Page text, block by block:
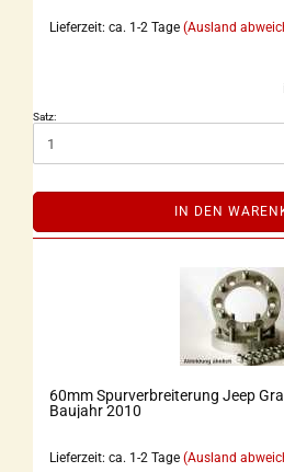
Lieferzeit: ca. 1-2 Tage (Ausland
Satz:
IN DEN
60mm Spurverbreiterung Jeep
Baujahr 2010
Lieferzeit: ca. 1-2 Tage (Ausland